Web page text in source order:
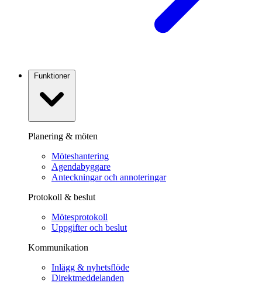
Funktioner
Planering & möten
Möteshantering
Agendabyggare
Anteckningar och annoteringar
Protokoll & beslut
Mötesprotokoll
Uppgifter och beslut
Kommunikation
Inlägg & nyhetsflöde
Direktmeddelanden